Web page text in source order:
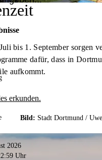
bis 1. September sorgen
dafür, dass in
aufkommt.
erkunden.
Bild: Stadt Dortmund /
2026
Uhr